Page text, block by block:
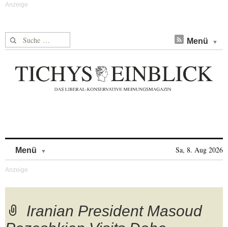
Suche nach: Menü
Menü Sa, 8. Aug 2026
Iranian President Masoud